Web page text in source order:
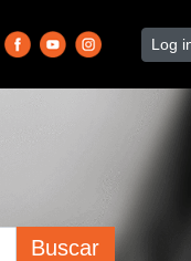
Log
Buscar